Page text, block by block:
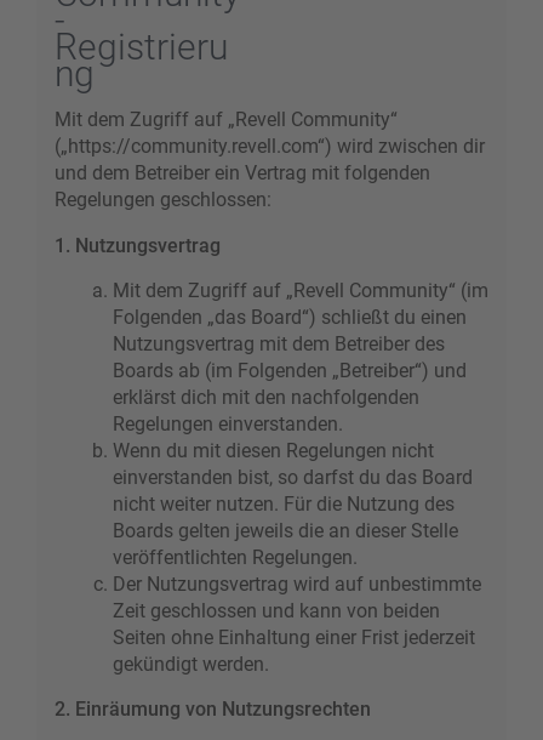
-
Registrieru
ng
Mit dem Zugriff auf „Revell Community“
(„https://community.revell.com“) wird zwischen dir
und dem Betreiber ein Vertrag mit folgenden
Regelungen geschlossen:
1. Nutzungsvertrag
Mit dem Zugriff auf „Revell Community“ (im
Folgenden „das Board“) schließt du einen
Nutzungsvertrag mit dem Betreiber des
Boards ab (im Folgenden „Betreiber“) und
erklärst dich mit den nachfolgenden
Regelungen einverstanden.
Wenn du mit diesen Regelungen nicht
einverstanden bist, so darfst du das Board
nicht weiter nutzen. Für die Nutzung des
Boards gelten jeweils die an dieser Stelle
veröffentlichten Regelungen.
Der Nutzungsvertrag wird auf unbestimmte
Zeit geschlossen und kann von beiden
Seiten ohne Einhaltung einer Frist jederzeit
gekündigt werden.
2. Einräumung von Nutzungsrechten